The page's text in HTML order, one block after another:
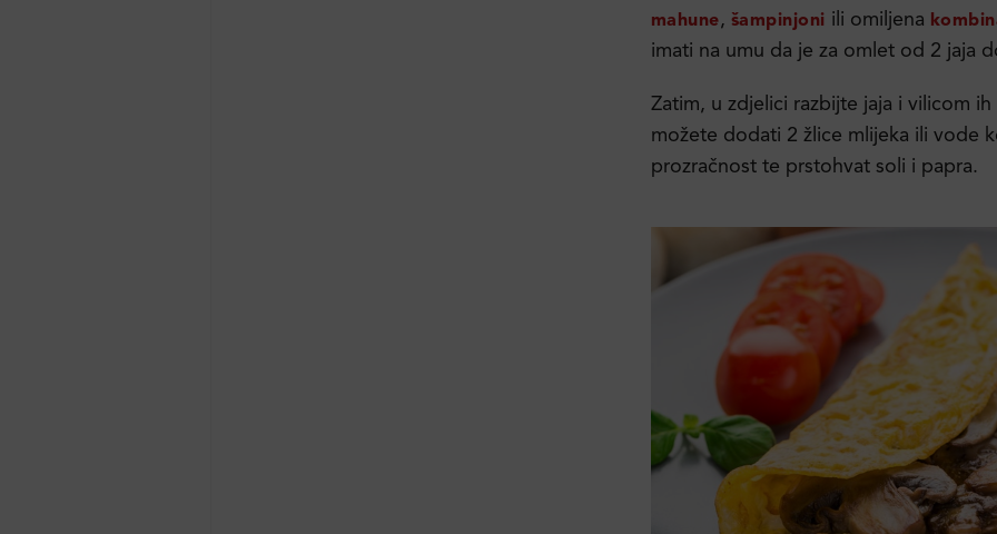
mahune, šampinjoni ili omiljena
imati na umu da je za omlet od 2 jaja
Zatim, u zdjelici razbijte jaja i vilicom
možete dodati 2 žlice mlijeka ili vode
prozračnost te prstohvat soli i papra.